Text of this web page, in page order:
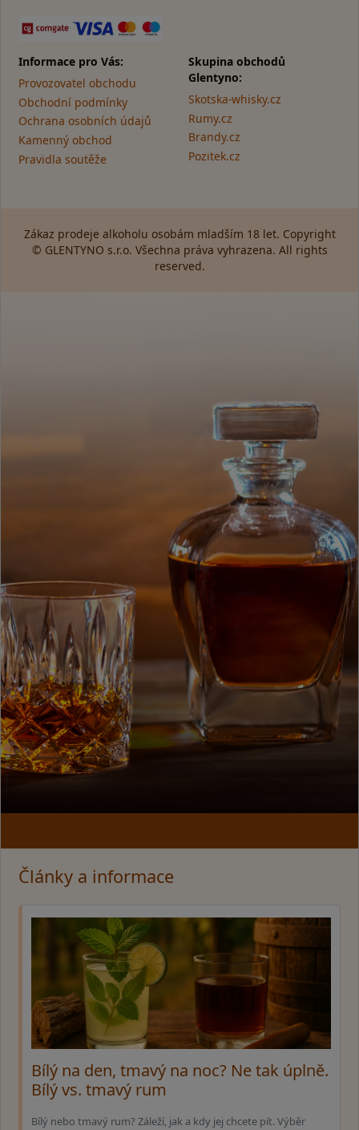
Informace pro Vás:
Provozovatel obchodu
Obchodní podmínky
Ochrana osobních údajů
Kamenný obchod
Pravidla soutěže
Skupina obchodů
Glentyno:
Skotska-whisky.cz
Rumy.cz
Brandy.cz
Pozitek.cz
Zákaz prodeje alkoholu osobám mladším 18 let. Copyright
© GLENTYNO s.r.o. Všechna práva vyhrazena. All rights
reserved.
Články a informace
Bílý na den, tmavý na noc? Ne tak úplně.
Bílý vs. tmavý rum
Bílý nebo tmavý rum? Záleží, jak a kdy jej chcete pít. Výběr